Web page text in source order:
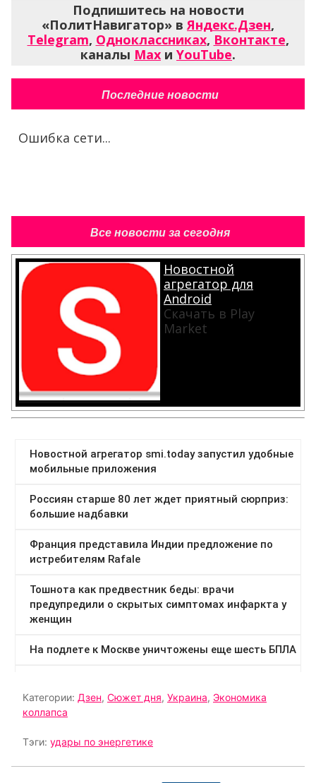
Подпишитесь на новости
«ПолитНавигатор» вЯндекс.Дзен,
Telegram, Одноклассниках, Вконтакте,
каналы Max и YouTube.
Последние новости
Ошибка сети...
Все новости за сегодня
Новостной
агрегатор для
Android
Скачать в Play
Market
Категории: Дзен, Сюжет дня, Украина, Экономика
коллапса
Тэги: удары по энергетике